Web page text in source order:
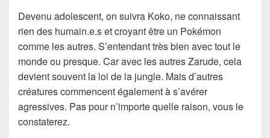
Devenu adolescent, on suivra Koko, ne connaissant
rien des humain.e.s et croyant être un Pokémon
comme les autres. S’entendant très bien avec tout le
monde ou presque. Car avec les autres Zarude, cela
devient souvent la loi de la jungle. Mais d’autres
créatures commencent également à s’avérer
agressives. Pas pour n’importe quelle raison, vous le
constaterez.